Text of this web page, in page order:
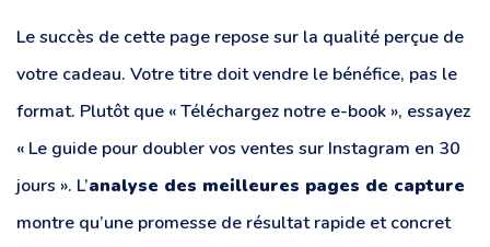
Le succès de cette page repose sur la qualité perçue de
votre cadeau. Votre titre doit vendre le bénéfice, pas le
format. Plutôt que « Téléchargez notre e-book », essayez
« Le guide pour doubler vos ventes sur Instagram en 30
jours ». L’analyse des meilleures pages de capture
montre qu’une promesse de résultat rapide et concret